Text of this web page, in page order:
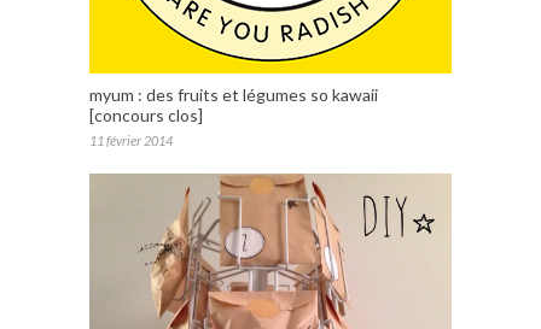
myum : des fruits et légumes so kawaii
[concours clos]
11 février 2014